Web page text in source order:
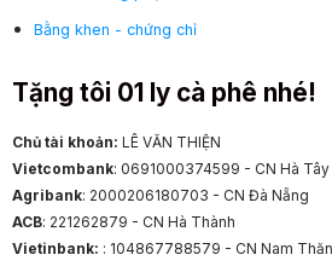
Bằng khen - chứng chỉ
Tặng tôi 01 ly cà phê nhé!
Chủ tài khoản: LÊ VĂN THIỆN
Vietcombank: 0691000374599 - CN Hà Tây
Agribank: 2000206180703 - CN Đà Nẵng
ACB: 221262879 - CN Hà Thành
Vietinbank: : 104867788579 - CN Nam